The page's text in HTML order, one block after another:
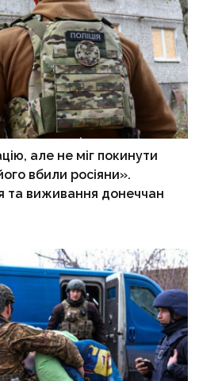
але не міг покинути
вбили росіяни».
та виживання донеччан